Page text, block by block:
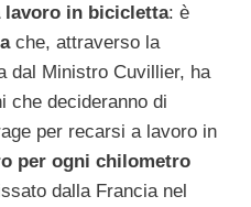
lavoro in bicicletta: è
che, attraverso la
dal Ministro Cuvillier, ha
che decideranno di
per recarsi a lavoro in
per ogni chilometro
dalla Francia nel